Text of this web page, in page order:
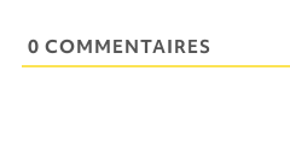
0 COMMENTAIRES